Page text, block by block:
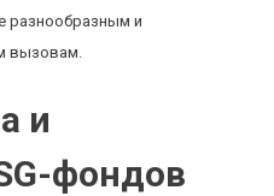
разнообразным и
вызовам.
и
фондов